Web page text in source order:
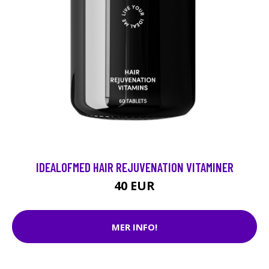
IDEALOFMED HAIR REJUVENATION VITAMINER
40 EUR
MER INFO!